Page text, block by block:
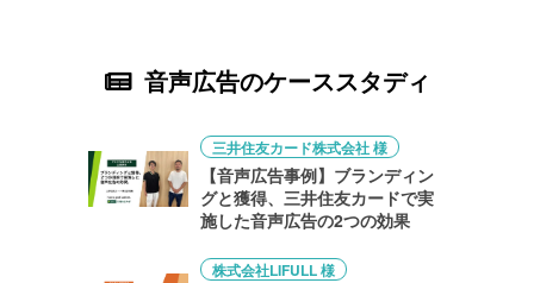
音声広告のケーススタディ
三井住友カード株式会社 様
【音声広告事例】ブランディン
グと獲得、三井住友カードで実
施した音声広告の2つの効果
株式会社LIFULL 様